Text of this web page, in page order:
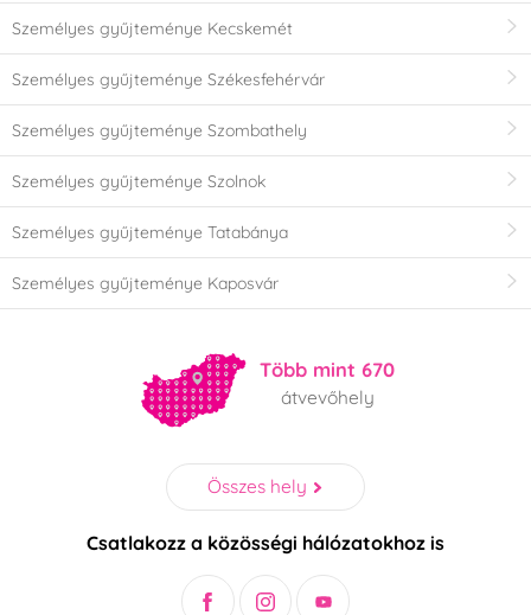
Személyes gyűjteménye Kecskemét
Személyes gyűjteménye Székesfehérvár
Személyes gyűjteménye Szombathely
Személyes gyűjteménye Szolnok
Személyes gyűjteménye Tatabánya
Személyes gyűjteménye Kaposvár
Több mint 670
átvevőhely
Összes hely
Csatlakozz a közösségi hálózatokhoz is